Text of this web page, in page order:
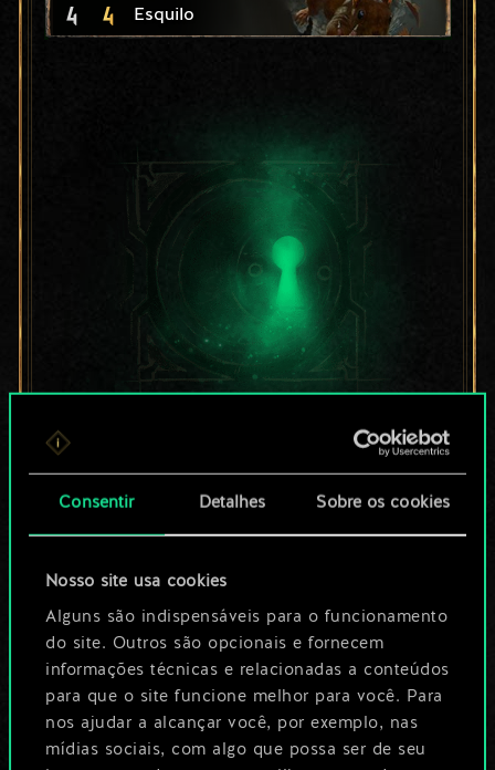
Consentir Detalhes Sobre os cookies
Nosso site usa cookies
Alguns são indispensáveis para o funcionamento
do site. Outros são opcionais e fornecem
informações técnicas e relacionadas a conteúdos
para que o site funcione melhor para você. Para
nos ajudar a alcançar você, por exemplo, nas
mídias sociais, com algo que possa ser de seu
4 4 Esquilo
Por enquanto, isto é
apenas um conjunto
de cartas
compartilhado.
No entanto, dá para
ser muito mais!